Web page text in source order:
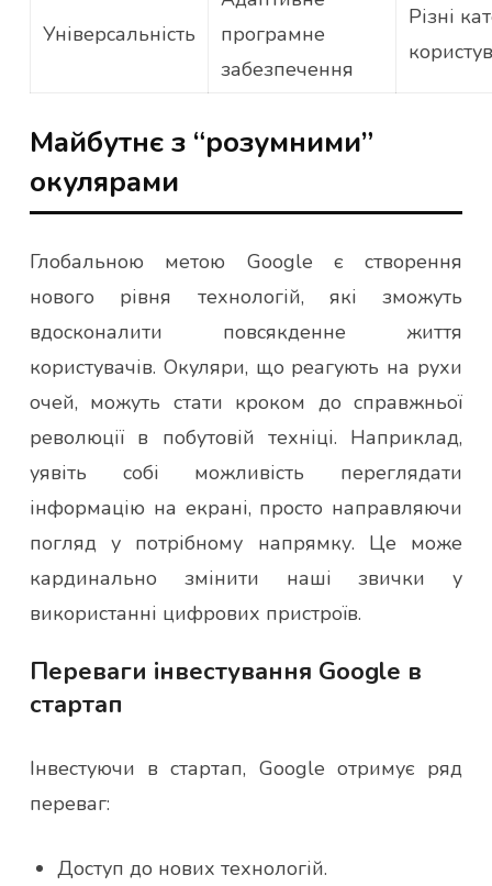
Універсальність
програмне
забезпечення
Різні
Майбутнє з “розумними”
окулярами
Глобальною метою Google є створення
нового рівня технологій, які зможуть
вдосконалити повсякденне життя
користувачів. Окуляри, що реагують на рухи
очей, можуть стати кроком до справжньої
революції в побутовій техніці. Наприклад,
уявіть собі можливість переглядати
інформацію на екрані, просто направляючи
погляд у потрібному напрямку. Це може
кардинально змінити наші звички у
використанні цифрових пристроїв.
Переваги інвестування Google в
стартап
Інвестуючи в стартап, Google отримує ряд
переваг:
Доступ до нових технологій.